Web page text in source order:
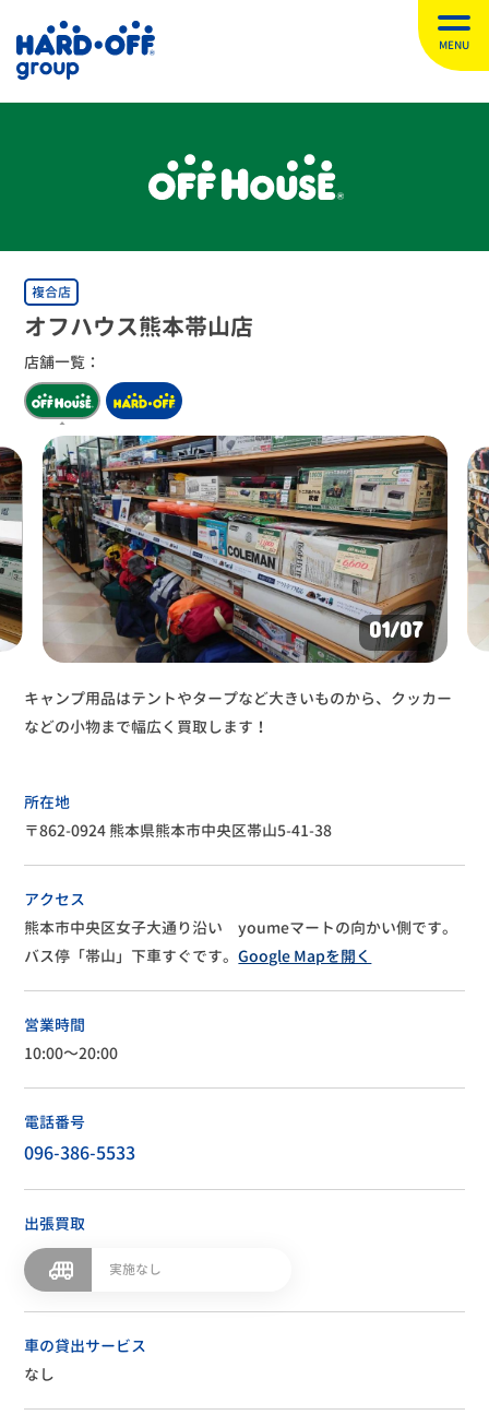
MENU
複合店
オフハウス熊本帯山店
店舗一覧：
01/07
キャンプ用品はテントやタープなど大きいものから、クッカー
などの小物まで幅広く買取します！
所在地
〒862-0924 熊本県熊本市中央区帯山5-41-38
アクセス
熊本市中央区女子大通り沿い youmeマートの向かい側です。
バス停「帯山」下車すぐです。Google Mapを開く
営業時間
10:00～20:00
電話番号
096-386-5533
出張買取
実施なし
車の貸出サービス
なし